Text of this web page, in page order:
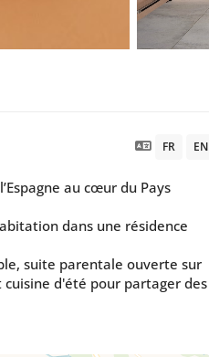
FR EN
au cœur du Pays
dans une résidence
suite parentale ouverte sur
cuisine d'été pour partager des